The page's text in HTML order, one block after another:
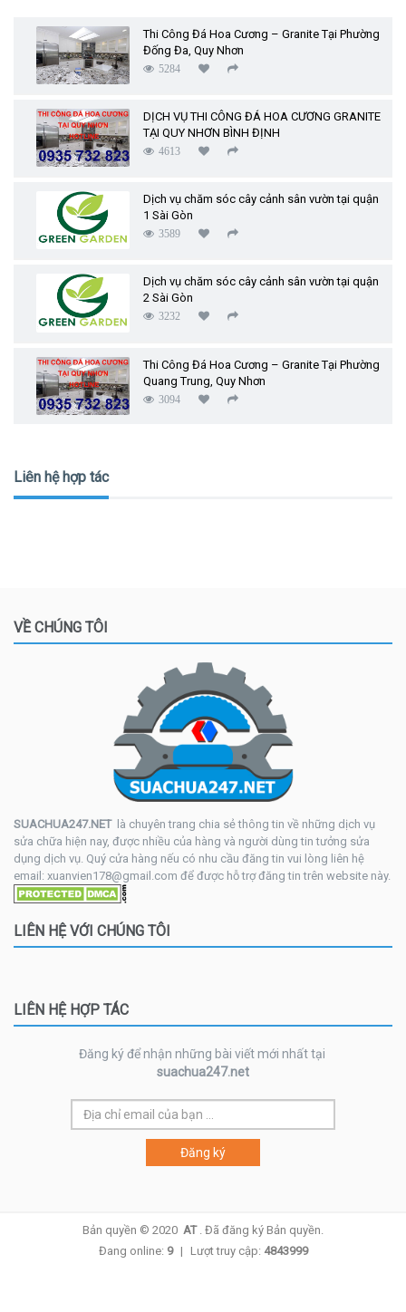
Thi Công Đá Hoa Cương – Granite Tại Phường
Đống Đa, Quy Nhơn
5284
DỊCH VỤ THI CÔNG ĐÁ HOA CƯƠNG GRANITE
TẠI QUY NHƠN BÌNH ĐỊNH
4613
Dịch vụ chăm sóc cây cảnh sân vườn tại quận
1 Sài Gòn
3589
Dịch vụ chăm sóc cây cảnh sân vườn tại quận
2 Sài Gòn
3232
Thi Công Đá Hoa Cương – Granite Tại Phường
Quang Trung, Quy Nhơn
3094
Liên hệ hợp tác
VỀ CHÚNG TÔI
SUACHUA247.NET là chuyên trang chia sẻ thông tin về những dịch vụ
sửa chữa hiện nay, được nhiều của hàng và người dùng tin tưởng sửa
dụng dịch vụ. Quý cửa hàng nếu có nhu cầu đăng tin vui lòng liên hệ
email: xuanvien178@gmail.com để được hỗ trợ đăng tin trên website này.
LIÊN HỆ VỚI CHÚNG TÔI
LIÊN HỆ HỢP TÁC
Đăng ký để nhận những bài viết mới nhất tại
suachua247.net
Bản quyền © 2020 AT. Đã đăng ký Bản quyền.
Đang online: 9 | Lượt truy cập: 4843999